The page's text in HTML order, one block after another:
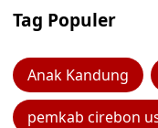
Tag Populer
Anak Kandung
pemkab cirebon